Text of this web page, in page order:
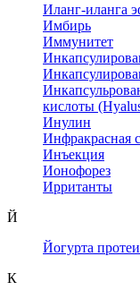
Иланг-иланга
Имбирь
Иммунитет
кислоты
Инулин
Инфракрасная
Инъекция
Ионофорез
Ирританты
Й
Йогурта
К